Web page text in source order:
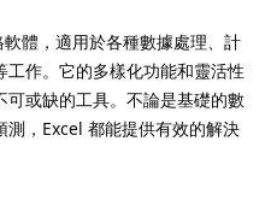
體，適用於各種數據處理、計
作。它的多樣化功能和靈活性
或缺的工具。不論是基礎的數
，Excel 都能提供有效的解決